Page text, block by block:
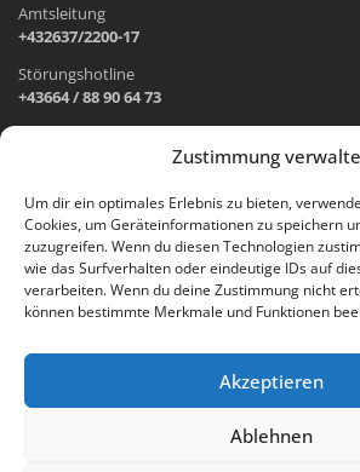
Zustimmung
Um dir ein optimales Erlebnis zu bieten,
Cookies, um Geräteinformationen zu speichern
zuzugreifen. Wenn du diesen Technologien
wie das Surfverhalten oder eindeutige IDs auf
verarbeiten. Wenn du deine Zustimmung nicht
können bestimmte Merkmale und Funktionen
Akzeptieren
Ablehnen
Amtsleitung
+432637/2200-17
Störungshotline
+43664 / 88 90 64 73
Wr. Neustädter Straße 1
2733 Grünbach am Schneeberg
Öffnungszeiten Gemeindeamt:
Montag: 8.00 – 12.00 Uhr und 14.00 – 18.00 Uhr
Freitag: 8.00 – 12.00 Uhr
Email: